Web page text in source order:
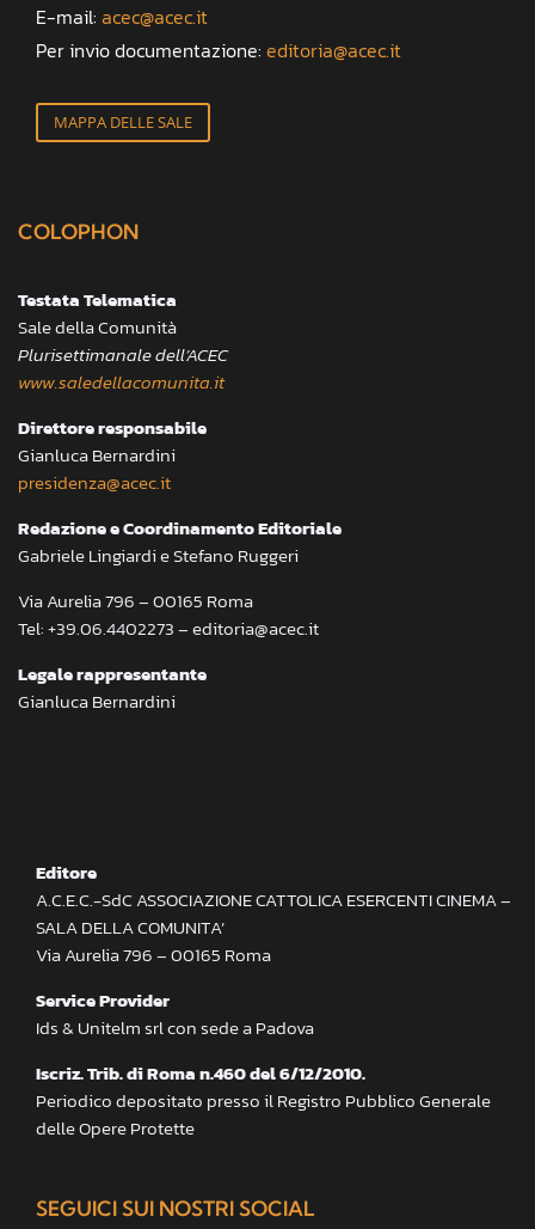
E-mail: acec@acec.it
Per invio documentazione: editoria@acec.it
MAPPA DELLE SALE
COLOPHON
Testata Telematica
Sale della Comunità
Plurisettimanale dell’ACEC
www.saledellacomunita.it
Direttore responsabile
Gianluca Bernardini
presidenza@acec.it
Redazione e Coordinamento Editoriale
Gabriele Lingiardi e Stefano Ruggeri
Via Aurelia 796 – 00165 Roma
Tel: +39.06.4402273 – editoria@acec.it
Legale rappresentante
Gianluca Bernardini
Editore
A.C.E.C.-SdC ASSOCIAZIONE CATTOLICA ESERCENTI CINEMA –
SALA DELLA COMUNITA’
Via Aurelia 796 – 00165 Roma
Service Provider
Ids & Unitelm srl con sede a Padova
Iscriz. Trib. di Roma n.460 del 6/12/2010.
Periodico depositato presso il Registro Pubblico Generale
delle Opere Protette
SEGUICI SUI NOSTRI SOCIAL